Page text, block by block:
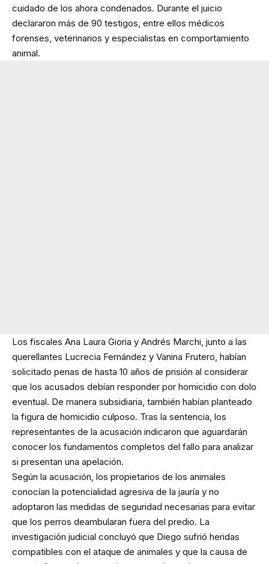
cuidado de los ahora condenados. Durante el juicio
declararon más de 90 testigos, entre ellos médicos
forenses, veterinarios y especialistas en comportamiento
animal.
Los fiscales Ana Laura Gioria y Andrés Marchi, junto a las
querellantes Lucrecia Fernández y Vanina Frutero, habían
solicitado penas de hasta 10 años de prisión al considerar
que los acusados debían responder por homicidio con dolo
eventual. De manera subsidiaria, también habían planteado
la figura de homicidio culposo. Tras la sentencia, los
representantes de la acusación indicaron que aguardarán
conocer los fundamentos completos del fallo para analizar
si presentan una apelación.
Según la acusación, los propietarios de los animales
conocían la potencialidad agresiva de la jauría y no
adoptaron las medidas de seguridad necesarias para evitar
que los perros deambularan fuera del predio. La
investigación judicial concluyó que Diego sufrió heridas
compatibles con el ataque de animales y que la causa de